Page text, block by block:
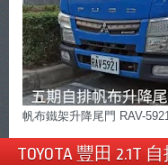
帆布鐵架升降尾門 RAV-5921
TOYOTA 豐田 2.1T